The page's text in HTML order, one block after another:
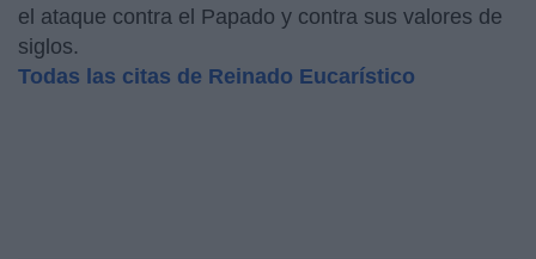
el ataque contra el Papado y contra sus valores de
siglos.
Todas las citas de Reinado Eucarístico